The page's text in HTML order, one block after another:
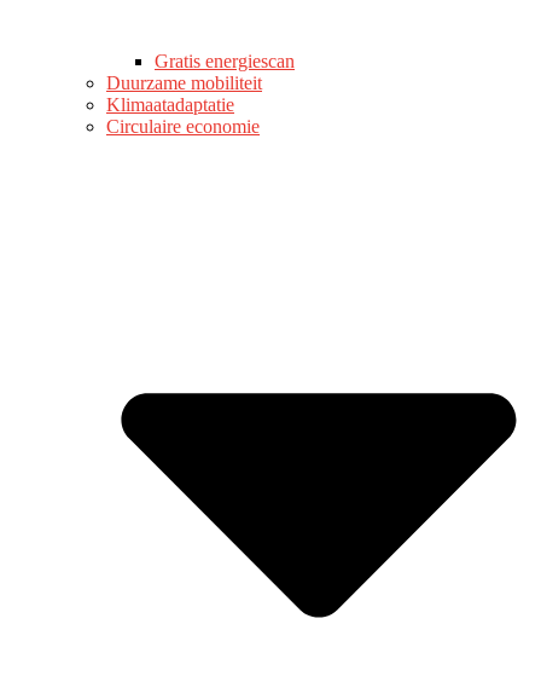
Gratis energiescan
Duurzame mobiliteit
Klimaatadaptatie
Circulaire economie